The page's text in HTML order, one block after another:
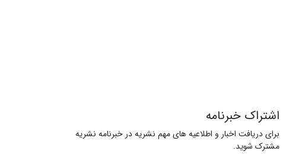
اشتراک خبرنامه
برای دریافت اخبار و اطلاعیه های مهم نشریه در خبرنامه نشریه
مشترک شوید.